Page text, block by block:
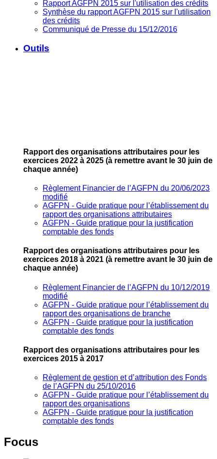
Rapport AGFPN 2015 sur l'utilisation des crédits
Synthèse du rapport AGFPN 2015 sur l'utilisation
des crédits
Communiqué de Presse du 15/12/2016
Outils
Rapport des organisations attributaires pour les
exercices 2022 à 2025 (à remettre avant le 30 juin de
chaque année)
Règlement Financier de l’AGFPN du 20/06/2023
modifié
AGFPN ‐ Guide pratique pour l’établissement du
rapport des organisations attributaires
AGFPN ‐ Guide pratique pour la justification
comptable des fonds
Rapport des organisations attributaires pour les
exercices 2018 à 2021 (à remettre avant le 30 juin de
chaque année)
Règlement Financier de l’AGFPN du 10/12/2019
modifié
AGFPN ‐ Guide pratique pour l’établissement du
rapport des organisations de branche
AGFPN ‐ Guide pratique pour la justification
comptable des fonds
Rapport des organisations attributaires pour les
exercices 2015 à 2017
Règlement de gestion et d’attribution des Fonds
de l’AGFPN du 25/10/2016
AGFPN ‐ Guide pratique pour l’établissement du
rapport des organisations
AGFPN ‐ Guide pratique pour la justification
comptable des fonds
Focus